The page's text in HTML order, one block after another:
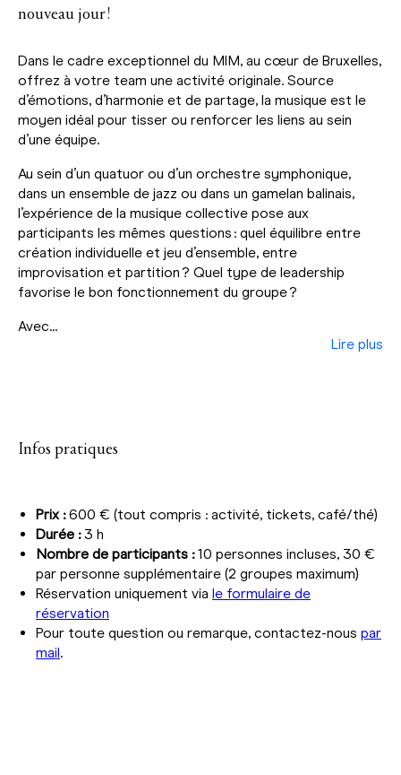
nouveau jour !
Dans le cadre exceptionnel du MIM, au cœur de Bruxelles,
offrez à votre team une activité originale. Source
d’émotions, d’harmonie et de partage, la musique est le
moyen idéal pour tisser ou renforcer les liens au sein
d’une équipe.
Au sein d’un quatuor ou d’un orchestre symphonique,
dans un ensemble de jazz ou dans un gamelan balinais,
l’expérience de la musique collective pose aux
participants les mêmes questions : quel équilibre entre
création individuelle et jeu d’ensemble, entre
improvisation et partition ? Quel type de leadership
favorise le bon fonctionnement du groupe ?
Avec...
Lire plus
Infos pratiques
Prix :600 € (tout compris : activité, tickets, café/thé)
Durée :3 h
Nombre de participants :10 personnes incluses, 30 €
par personne supplémentaire (2 groupes maximum)
Réservation uniquement via le formulaire de
réservation
Pour toute question ou remarque, contactez-nous par
mail.